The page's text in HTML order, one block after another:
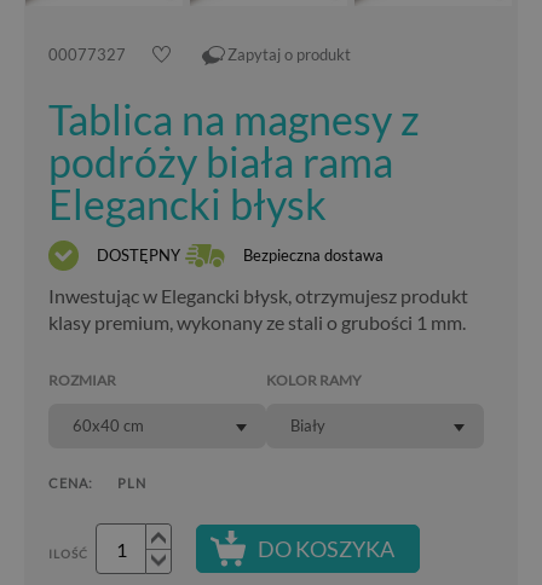
00077327 Zapytaj o produkt
Tablica na magnesy z
podróży biała rama
Elegancki błysk
DOSTĘPNY Bezpieczna dostawa
Inwestując w Elegancki błysk, otrzymujesz produkt
klasy premium, wykonany ze stali o grubości 1 mm.
ROZMIAR
60x40 cm
KOLOR RAMY
Biały
CENA: PLN
ILOŚĆ DO KOSZYKA